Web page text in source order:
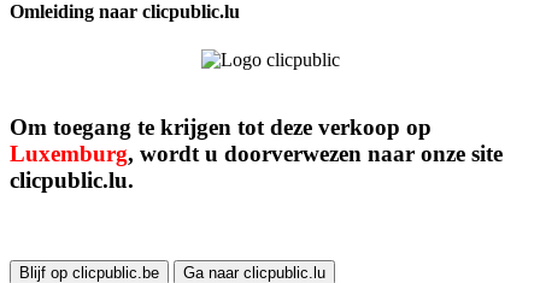
Omleiding naar clicpublic.lu
Om toegang te krijgen tot deze verkoop op
Luxemburg, wordt u doorverwezen naar onze site
clicpublic.lu.
Blijf op clicpublic.be Ga naar clicpublic.lu